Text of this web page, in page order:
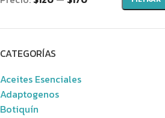
CATEGORÍAS
Aceites Esenciales
Adaptogenos
Botiquín